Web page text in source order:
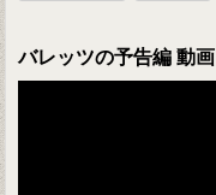
バレッツの予告編 動画